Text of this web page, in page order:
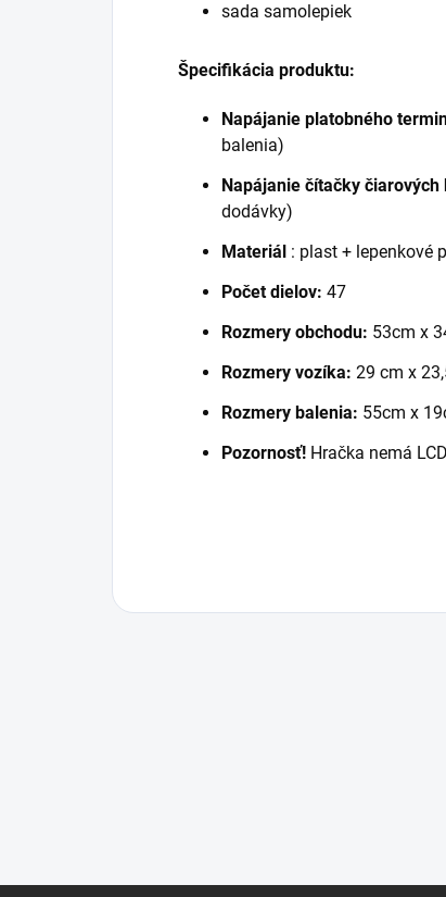
sada samolepiek
Špecifikácia produktu:
Napájanie platobného
balenia)
Napájanie čítačky čiarových
dodávky)
Materiál : plast + lepenkové
Počet dielov: 47
Rozmery obchodu: 53cm x
Rozmery vozíka: 29 cm x
Rozmery balenia: 55cm x
Pozornosť! Hračka nemá